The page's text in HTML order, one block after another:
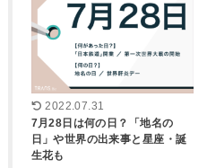
2022.07.31
7月28日は何の日？「地名の
日」や世界の出来事と星座・誕
生花も